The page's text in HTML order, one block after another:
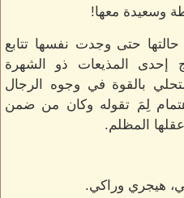
وسعيدة معها!
حتى وجدت نفسها تتابع
إحدى المذيعات ذو الشهرة
بالقوة في وجوه الرجال
لِمَ تقوله وكان من ضمن
المظلم.
هيجري وراكي.